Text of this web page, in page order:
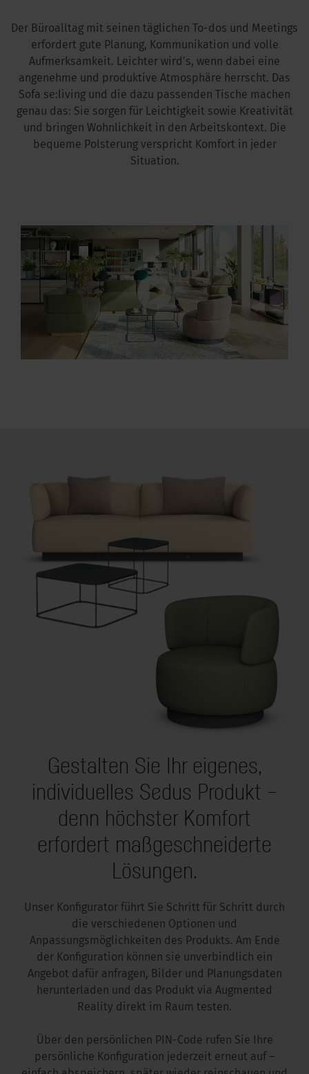
im Büro
Der Büroalltag mit seinen täglichen To-dos und Meetings
erfordert gute Planung, Kommunikation und volle
Aufmerksamkeit. Leichter wird’s, wenn dabei eine
angenehme und produktive Atmosphäre herrscht. Das
Sofa se:living und die dazu passenden Tische machen
genau das: Sie sorgen für Leichtigkeit sowie Kreativität
und bringen Wohnlichkeit in den Arbeitskontext. Die
bequeme Polsterung verspricht Komfort in jeder
Situation.
Gestalten Sie Ihr eigenes,
individuelles Sedus Produkt –
denn höchster Komfort
erfordert maßgeschneiderte
Lösungen.
Unser Konfigurator führt Sie Schritt für Schritt durch
die verschiedenen Optionen und
Anpassungsmöglichkeiten des Produkts. Am Ende
der Konfiguration können sie unverbindlich ein
Angebot dafür anfragen, Bilder und Planungsdaten
herunterladen und das Produkt via Augmented
Reality direkt im Raum testen.
Über den persönlichen PIN-Code rufen Sie Ihre
persönliche Konfiguration jederzeit erneut auf –